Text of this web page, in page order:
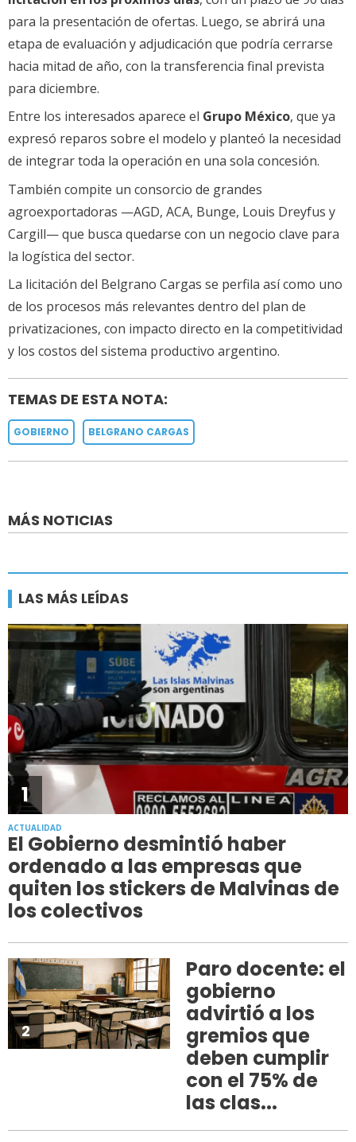
para la presentación de ofertas. Luego, se abrirá una
etapa de evaluación y adjudicación que podría cerrarse
hacia mitad de año, con la transferencia final prevista
para diciembre.
Entre los interesados aparece el Grupo México, que ya
expresó reparos sobre el modelo y planteó la necesidad
de integrar toda la operación en una sola concesión.
También compite un consorcio de grandes
agroexportadoras —AGD, ACA, Bunge, Louis Dreyfus y
Cargill— que busca quedarse con un negocio clave para
la logística del sector.
La licitación del Belgrano Cargas se perfila así como uno
de los procesos más relevantes dentro del plan de
privatizaciones, con impacto directo en la competitividad
y los costos del sistema productivo argentino.
TEMAS DE ESTA NOTA:
GOBIERNO BELGRANO CARGAS
MÁS NOTICIAS
LAS MÁS LEÍDAS
1
ACTUALIDAD
El Gobierno desmintió haber
ordenado a las empresas que
quiten los stickers de Malvinas de
los colectivos
2
Paro docente: el
gobierno
advirtió a los
gremios que
deben cumplir
con el 75% de
las clas...